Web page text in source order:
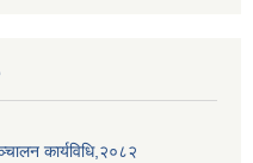
कार्यविधि,२०८२